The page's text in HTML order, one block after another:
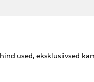
eksklusiivsed